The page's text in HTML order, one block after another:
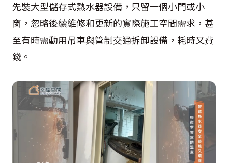
先裝大型儲存式熱水器設備，只留一個小門或小
窗，忽略後續維修和更新的實際施工空間需求，甚
至有時需動用吊車與管制交通拆卸設備，耗時又費
錢。